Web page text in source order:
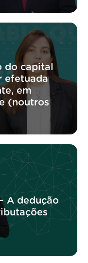
do capital
efetuada
em
(noutros
A dedução